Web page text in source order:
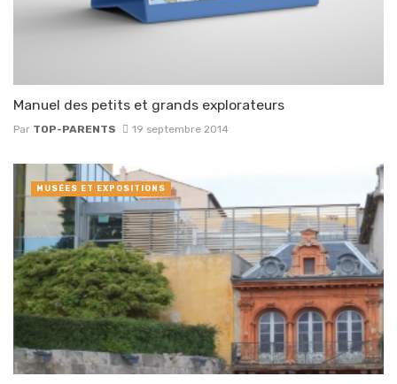
Manuel des petits et grands explorateurs
Par TOP-PARENTS 19 septembre 2014
MUSÉES ET EXPOSITIONS